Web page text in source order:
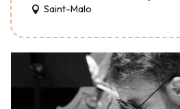
Saint-Malo